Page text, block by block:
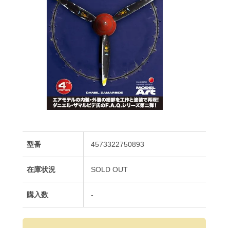
型番 4573322750893
在庫状況 SOLD OUT
購入数 -